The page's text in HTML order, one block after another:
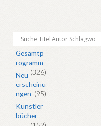
Gesamtp
rogramm
(326)
Neu
erscheinu
ngen (95)
Künstler
bücher